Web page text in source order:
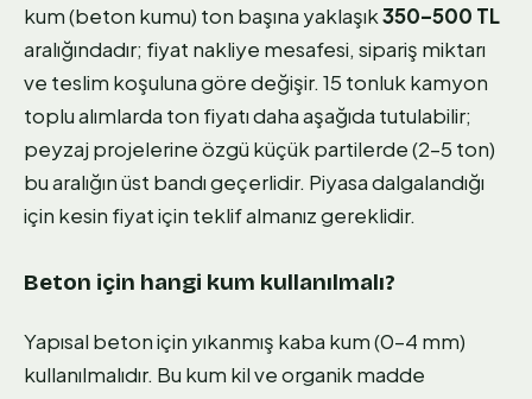
kum (beton kumu) ton başına yaklaşık350–500 TL
aralığındadır; fiyat nakliye mesafesi, sipariş miktarı
ve teslim koşuluna göre değişir. 15 tonluk kamyon
toplu alımlarda ton fiyatı daha aşağıda tutulabilir;
peyzaj projelerine özgü küçük partilerde (2–5 ton)
bu aralığın üst bandı geçerlidir. Piyasa dalgalandığı
için kesin fiyat için teklif almanız gereklidir.
Beton için hangi kum kullanılmalı?
Yapısal beton için yıkanmış kaba kum (0–4 mm)
kullanılmalıdır. Bu kum kil ve organik madde